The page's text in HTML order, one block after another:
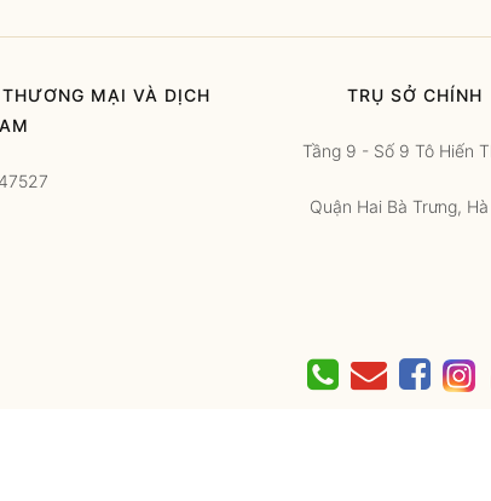
MẠI VÀ DỊCH
TRỤ SỞ CHÍNH
Tầng 9 - Số 9 Tô Hiến
Quận Hai Bà Trưng,